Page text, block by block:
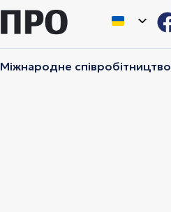
Міжнародне співробітництво